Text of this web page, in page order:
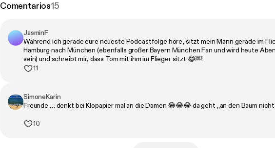
ignoriert, und Braus für Freundin Sarah, deren Anwesenheit dem
Over entlockte. Zum Glück hat Daniel schon für Drinks gesorgt. Cheers,
Alle weiteren Infos rund um den Podcast, Updates und Werbepartner
tps://www.instagram.com/kaulitzhills.podcast/[https://
s.podcast/
Comentarios15
JasminF
Während ich gerade eure neueste Podcastfolge höre, sitzt mein Mann gerade im
Hamburg nach München (ebenfalls großer Bayern München Fan und wird heute
sein) und schreibt mir, dass Tom mit ihm im Flieger sitzt 😂￼
11
SimoneKarin
Freunde … denkt bei Klopapier mal an die Damen 😂😂😂 da geht „an den Baum
10